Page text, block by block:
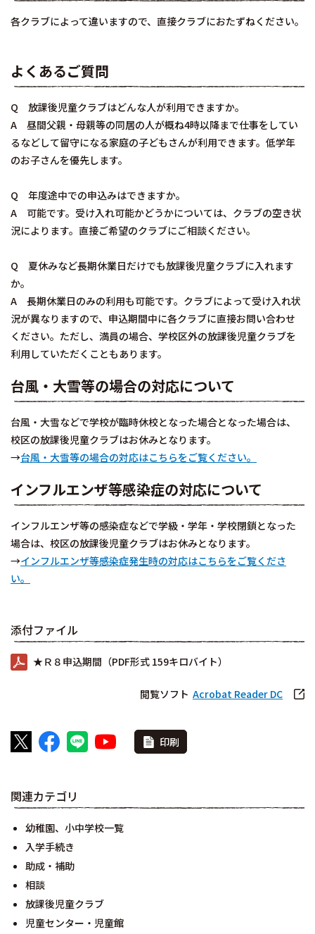
各クラブによって違いますので、直接クラブにおたずねください。
よくあるご質問
Q 放課後児童クラブはどんな人が利用できますか。
A 昼間父親・母親等の同居の人が概ね4時以降まで仕事をしてい
るなどして留守になる家庭の子どもさんが利用できます。低学年
のお子さんを優先します。
Q 年度途中での申込みはできますか。
A 可能です。受け入れ可能かどうかについては、クラブの空き状
況によります。直接ご希望のクラブにご相談ください。
Q 夏休みなど長期休業日だけでも放課後児童クラブに入れます
か。
A 長期休業日のみの利用も可能です。クラブによって受け入れ状
況が異なりますので、申込期間中に各クラブに直接お問い合わせ
ください。ただし、満員の場合、学校区外の放課後児童クラブを
利用していただくこともあります。
台風・大雪等の場合の対応について
台風・大雪などで学校が臨時休校となった場合となった場合は、
校区の放課後児童クラブはお休みとなります。
→台風・大雪等の場合の対応はこちらをご覧ください。
インフルエンザ等感染症の対応について
インフルエンザ等の感染症などで学級・学年・学校閉鎖となった
場合は、校区の放課後児童クラブはお休みとなります。
→インフルエンザ等感染症発生時の対応はこちらをご覧くださ
い。
添付ファイル
★Ｒ８申込期間（PDF形式 159キロバイト）
閲覧ソフト Acrobat Reader DC
印刷
関連カテゴリ
幼稚園、小中学校一覧
入学手続き
助成・補助
相談
放課後児童クラブ
児童センター・児童館